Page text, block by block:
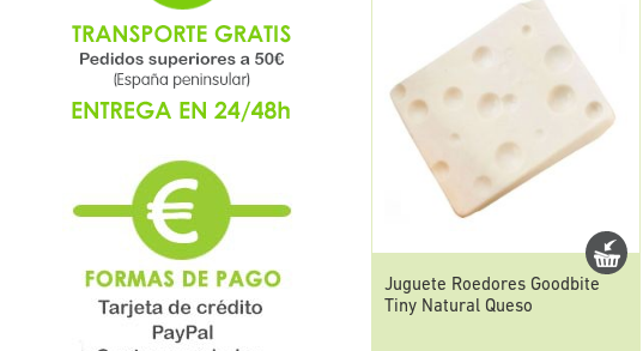
Juguete Roedores Goodbite
Tiny Natural Queso